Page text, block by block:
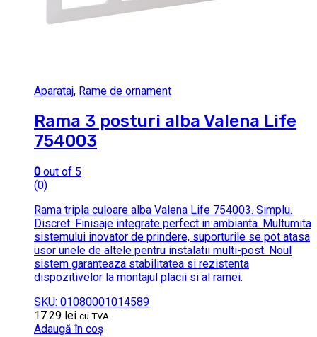
Aparataj, Rame de ornament
Rama 3 posturi alba Valena Life
754003
0 out of 5
(0)
Rama tripla culoare alba Valena Life 754003. Simplu.
Discret. Finisaje integrate perfect in ambianta. Multumita
sistemului inovator de prindere, suporturile se pot atasa
usor unele de altele pentru instalatii multi-post. Noul
sistem garanteaza stabilitatea si rezistenta
dispozitivelor la montajul placii si al ramei.
SKU: 01080001014589
17.29 lei cu TVA
Adaugă în coș